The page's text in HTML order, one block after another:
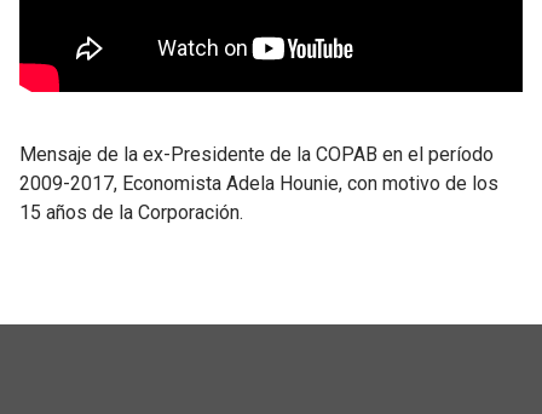
Mensaje de la ex-Presidente de la COPAB en el período
2009-2017, Economista Adela Hounie, con motivo de los
15 años de la Corporación.